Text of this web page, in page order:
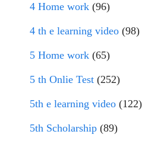
4 Home work (96)
4 th e learning video (98)
5 Home work (65)
5 th Onlie Test (252)
5th e learning video (122)
5th Scholarship (89)